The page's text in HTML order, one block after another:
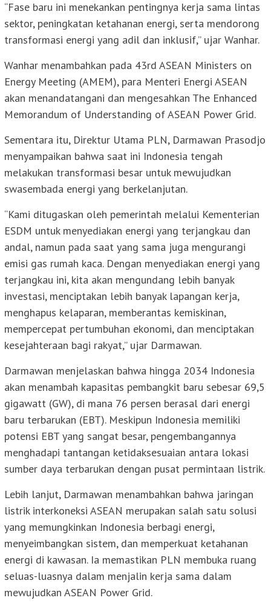
“Fase baru ini menekankan pentingnya kerja sama lintas
sektor, peningkatan ketahanan energi, serta mendorong
transformasi energi yang adil dan inklusif,” ujar Wanhar.
Wanhar menambahkan pada 43rd ASEAN Ministers on
Energy Meeting (AMEM), para Menteri Energi ASEAN
akan menandatangani dan mengesahkan The Enhanced
Memorandum of Understanding of ASEAN Power Grid.
Sementara itu, Direktur Utama PLN, Darmawan Prasodjo
menyampaikan bahwa saat ini Indonesia tengah
melakukan transformasi besar untuk mewujudkan
swasembada energi yang berkelanjutan.
“Kami ditugaskan oleh pemerintah melalui Kementerian
ESDM untuk menyediakan energi yang terjangkau dan
andal, namun pada saat yang sama juga mengurangi
emisi gas rumah kaca. Dengan menyediakan energi yang
terjangkau ini, kita akan mengundang lebih banyak
investasi, menciptakan lebih banyak lapangan kerja,
menghapus kelaparan, memberantas kemiskinan,
mempercepat pertumbuhan ekonomi, dan menciptakan
kesejahteraan bagi rakyat,” ujar Darmawan.
Darmawan menjelaskan bahwa hingga 2034 Indonesia
akan menambah kapasitas pembangkit baru sebesar 69,5
gigawatt (GW), di mana 76 persen berasal dari energi
baru terbarukan (EBT). Meskipun Indonesia memiliki
potensi EBT yang sangat besar, pengembangannya
menghadapi tantangan ketidaksesuaian antara lokasi
sumber daya terbarukan dengan pusat permintaan listrik.
Lebih lanjut, Darmawan menambahkan bahwa jaringan
listrik interkoneksi ASEAN merupakan salah satu solusi
yang memungkinkan Indonesia berbagi energi,
menyeimbangkan sistem, dan memperkuat ketahanan
energi di kawasan. Ia memastikan PLN membuka ruang
seluas-luasnya dalam menjalin kerja sama dalam
mewujudkan ASEAN Power Grid.